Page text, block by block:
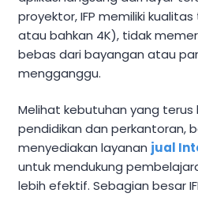
proyektor, IFP memiliki
atau bahkan 4K), tidak
bebas dari bayangan atau
mengganggu.
Melihat kebutuhan yang
pendidikan dan perkantoran,
menyediakan layanan jual
untuk mendukung
lebih efektif. Sebagian besar